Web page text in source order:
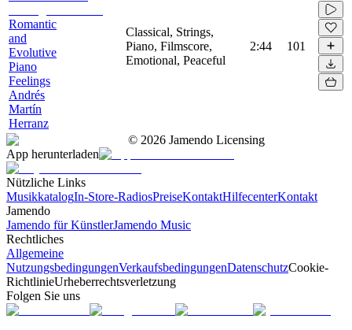
Romantic
and
Evolutive
Piano
Feelings
Andrés
Martín
Herranz
Classical, Strings,
Piano, Filmscore,
Emotional, Peaceful
2:44 101
© 2026 Jamendo Licensing
App herunterladen
Nützliche Links
MusikkatalogIn-Store-RadiosPreiseKontaktHilfecenterKontakt
Jamendo
Jamendo für KünstlerJamendo Music
Rechtliches
Allgemeine
NutzungsbedingungenVerkaufsbedingungenDatenschutzCookie-
RichtlinieUrheberrechtsverletzung
Folgen Sie uns